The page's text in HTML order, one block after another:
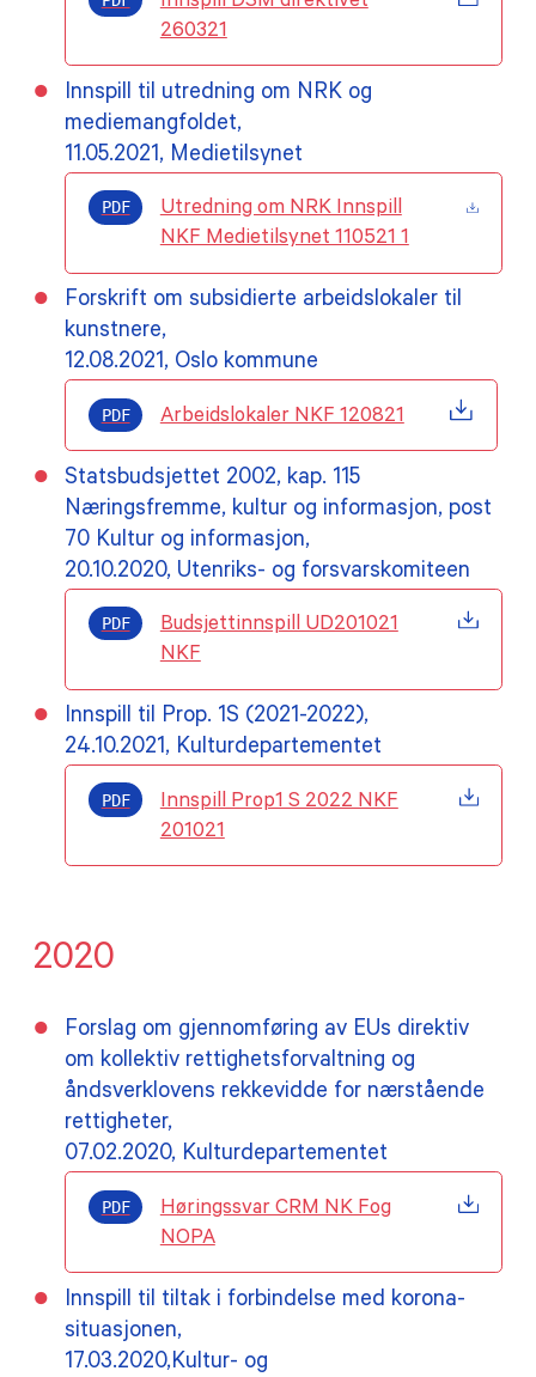
260321
Innspill til utredning om NRK og
mediemangfoldet,
11.05.2021, Medietilsynet
PDF
Utredning om NRK Innspill
NKF Medietilsynet 110521 1
Forskrift om subsidierte arbeidslokaler til
kunstnere,
12.08.2021, Oslo kommune
PDF Arbeidslokaler NKF 120821
Statsbudsjettet 2002, kap. 115
Næringsfremme, kultur og informasjon, post
70 Kultur og informasjon,
20.10.2020, Utenriks- og forsvarskomiteen
PDF
Budsjettinnspill UD201021
NKF
Innspill til Prop. 1S (2021-2022),
24.10.2021, Kulturdepartementet
PDF
Innspill Prop1 S 2022 NKF
201021
2020
Forslag om gjennomføring av EUs direktiv
om kollektiv rettighetsforvaltning og
åndsverklovens rekkevidde for nærstående
rettigheter,
07.02.2020, Kulturdepartementet
PDF
Høringssvar CRM NK Fog
NOPA
Innspill til tiltak i forbindelse med korona-
situasjonen,
17.03.2020,Kultur- og